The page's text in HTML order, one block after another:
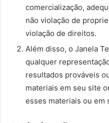
comercialização,
não violação de
violação de direitos.
Além disso, o Janela
qualquer
resultados prováveis
materiais em seu site
esses materiais ou em